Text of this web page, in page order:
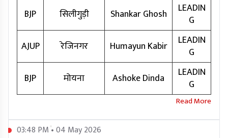
BJP
सिलीगुड़ी Shankar Ghosh
LEADIN
G
AJUP
रेजिनगर Humayun Kabir
LEADIN
G
BJP
मोयना Ashoke Dinda
LEADIN
G
03:48 PM • 04 May 2026